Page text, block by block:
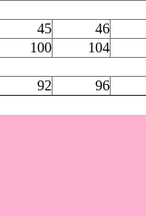
45 46
100 104
92 96